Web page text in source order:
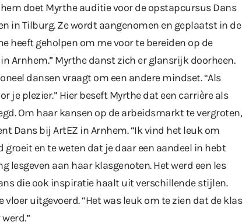
doet Myrthe auditie voor de opstapcursus Dans
in Tilburg. Ze wordt aangenomen en geplaatst in de
heeft geholpen om me voor te bereiden op de
Arnhem.” Myrthe danst zich er glansrijk doorheen.
dansen vraagt om een andere mindset. “Als
je plezier.” Hier beseft Myrthe dat een carrière als
Om haar kansen op de arbeidsmarkt te vergroten,
Dans bij ArtEZ in Arnhem. “Ik vind het leuk om
groeit en te weten dat je daar een aandeel in hebt
lesgeven aan haar klasgenoten. Het werd een les
die ook inspiratie haalt uit verschillende stijlen.
uitgevoerd. “Het was leuk om te zien dat de klas